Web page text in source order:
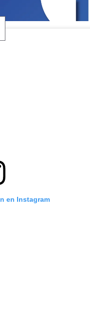
en Instagram